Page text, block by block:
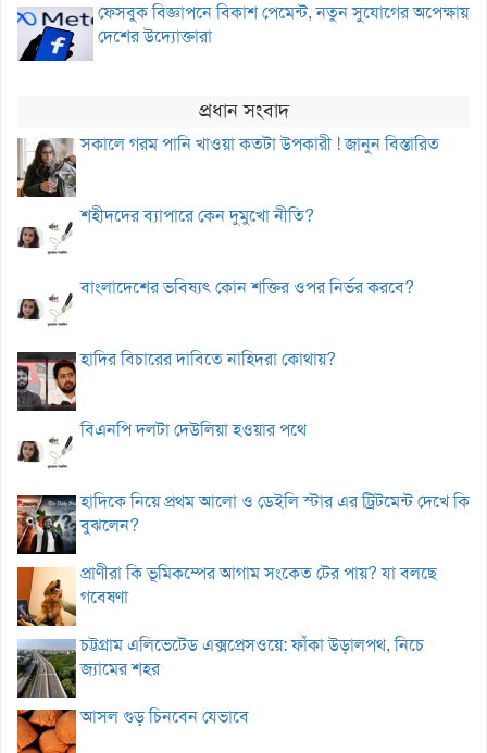
ফেসবুক বিজ্ঞাপনে বিকাশ পেমেন্ট, নতুন সুযোগের অপেক্ষায়
দেশের উদ্যোক্তারা
প্রধান সংবাদ
সকালে গরম পানি খাওয়া কতটা উপকারী ! জানুন বিস্তারিত
শহীদদের ব্যাপারে কেন দুমুখো নীতি?
বাংলাদেশের ভবিষ্যৎ কোন শক্তির ওপর নির্ভর করবে?
হাদির বিচারের দাবিতে নাহিদরা কোথায়?
বিএনপি দলটা দেউলিয়া হওয়ার পথে
হাদিকে নিয়ে প্রথম আলো ও ডেইলি স্টার এর ট্রিটমেন্ট দেখে কি
বুঝলেন?
প্রাণীরা কি ভূমিকম্পের আগাম সংকেত টের পায়? যা বলছে
গবেষণা
চট্টগ্রাম এলিভেটেড এক্সপ্রেসওয়ে: ফাঁকা উড়ালপথ, নিচে
জ্যামের শহর
আসল গুড় চিনবেন যেভাবে